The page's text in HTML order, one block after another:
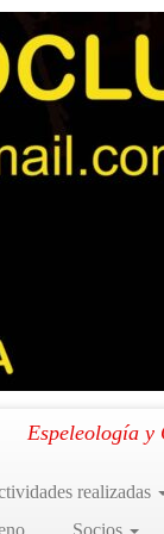
Espeleología y
realizadas
Socios
Valsalobre